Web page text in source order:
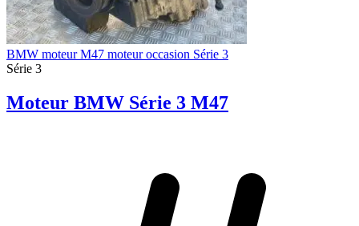
BMW moteur M47 moteur occasion Série 3
Série 3
Moteur BMW Série 3 M47